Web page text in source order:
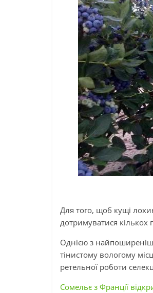
Для того, щоб кущі
дотримуватися кількох
Однією з
тінистому вологому
ретельної роботи
Сомельє з Франції